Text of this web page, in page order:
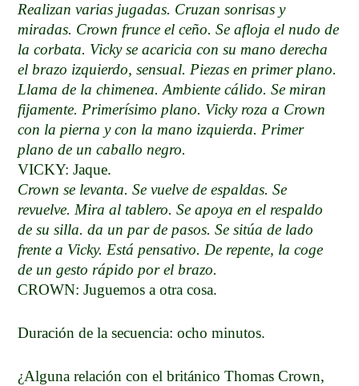
Realizan varias jugadas. Cruzan sonrisas y
miradas. Crown frunce el ceño. Se afloja el nudo de
la corbata. Vicky se acaricia con su mano derecha
el brazo izquierdo, sensual. Piezas en primer plano.
Llama de la chimenea. Ambiente cálido. Se miran
fijamente. Primerísimo plano. Vicky roza a Crown
con la pierna y con la mano izquierda. Primer
plano de un caballo negro.
VICKY: Jaque.
Crown se levanta. Se vuelve de espaldas. Se
revuelve. Mira al tablero. Se apoya en el respaldo
de su silla. da un par de pasos. Se sitúa de lado
frente a Vicky. Está pensativo. De repente, la coge
de un gesto rápido por el brazo.
CROWN: Juguemos a otra cosa.
Duración de la secuencia: ocho minutos.
¿Alguna relación con el británico Thomas Crown,